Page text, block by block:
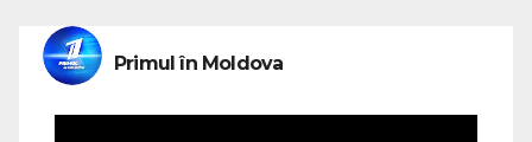
Primul în Moldova